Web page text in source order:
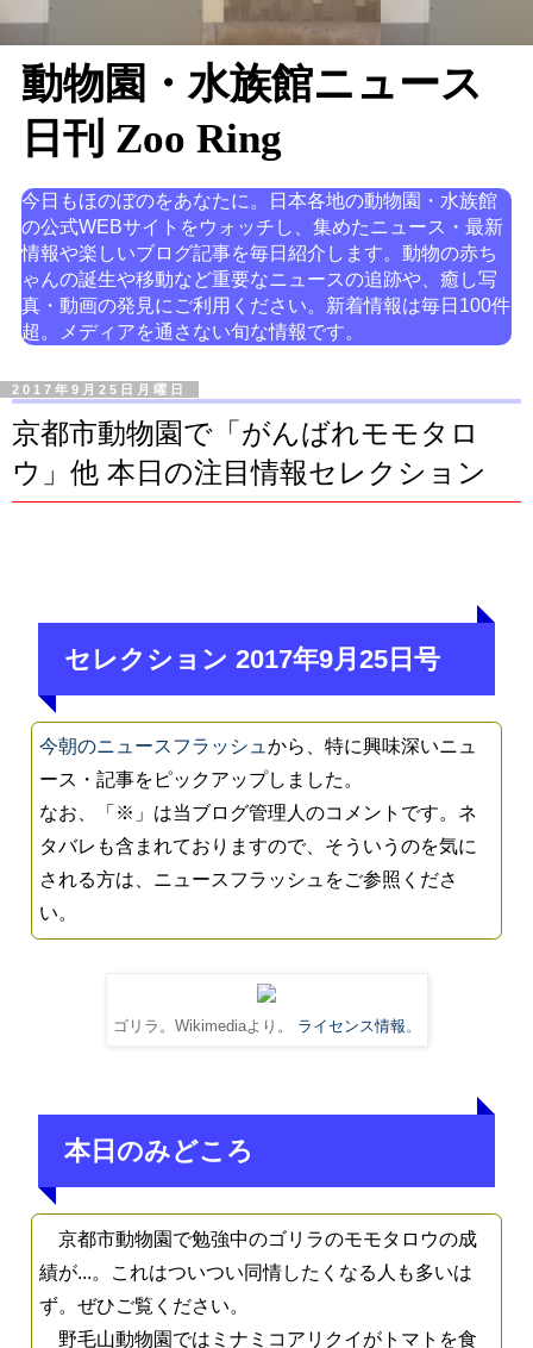
動物園・水族館ニュース
日刊 Zoo Ring
今日もほのぼのをあなたに。日本各地の動物園・水族館
の公式WEBサイトをウォッチし、集めたニュース・最新
情報や楽しいブログ記事を毎日紹介します。動物の赤ち
ゃんの誕生や移動など重要なニュースの追跡や、癒し写
真・動画の発見にご利用ください。新着情報は毎日100件
超。メディアを通さない旬な情報です。
2017年9月25日月曜日
京都市動物園で「がんばれモモタロ
ウ」他 本日の注目情報セレクション
セレクション 2017年9月25日号
今朝のニュースフラッシュから、特に興味深いニュ
ース・記事をピックアップしました。
なお、「※」は当ブログ管理人のコメントです。ネ
タバレも含まれておりますので、そういうのを気に
される方は、ニュースフラッシュをご参照くださ
い。
ゴリラ。Wikimediaより。 ライセンス情報 。
本日のみどころ
京都市動物園で勉強中のゴリラのモモタロウの成
績が...。これはついつい同情したくなる人も多いは
ず。ぜひご覧ください。
野毛山動物園ではミナミコアリクイがトマトを食